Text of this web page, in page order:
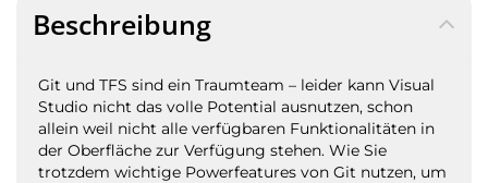
Beschreibung
Git und TFS sind ein Traumteam – leider kann Visual
Studio nicht das volle Potential ausnutzen, schon
allein weil nicht alle verfügbaren Funktionalitäten in
der Oberfläche zur Verfügung stehen. Wie Sie
trotzdem wichtige Powerfeatures von Git nutzen, um